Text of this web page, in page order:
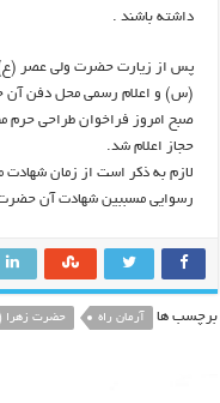
داشته باشند .
پس از زیارت حضرت ولی عصر (ع)
(س) و اعلام رسمی محل دفن آن
صبح امروز فراخوان طراحی
حجاز اعلام شد.
لازم به ذکر است از زمان
رسوایی مسببین شهادت آن حضرت
برچسب ها آرمان راه حضرت زهرا